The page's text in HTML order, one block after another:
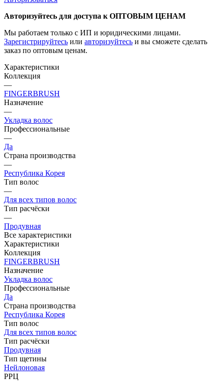
Авторизуйтесь для доступа к ОПТОВЫМ ЦЕНАМ
Мы работаем только с ИП и юридическими лицами.
Зарегистрируйтесь или авторизуйтесь и вы сможете сделать
заказ по оптовым ценам.
Характеристики
Коллекция
—
FINGERBRUSH
Назначение
—
Укладка волос
Профессиональные
—
Да
Страна производства
—
Республика Корея
Тип волос
—
Для всех типов волос
Тип расчёски
—
Продувная
Все характеристики
Характеристики
Коллекция
FINGERBRUSH
Назначение
Укладка волос
Профессиональные
Да
Страна производства
Республика Корея
Тип волос
Для всех типов волос
Тип расчёски
Продувная
Тип щетины
Нейлоновая
РРЦ